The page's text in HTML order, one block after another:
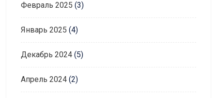
Февраль 2025 (3)
Январь 2025 (4)
Декабрь 2024 (5)
Апрель 2024 (2)